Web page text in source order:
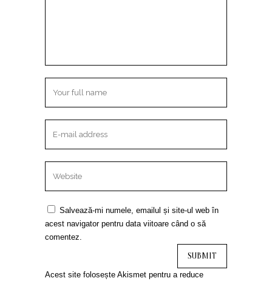
Salvează-mi numele, emailul și site-ul web în
acest navigator pentru data viitoare când o să
comentez.
Acest site folosește Akismet pentru a reduce